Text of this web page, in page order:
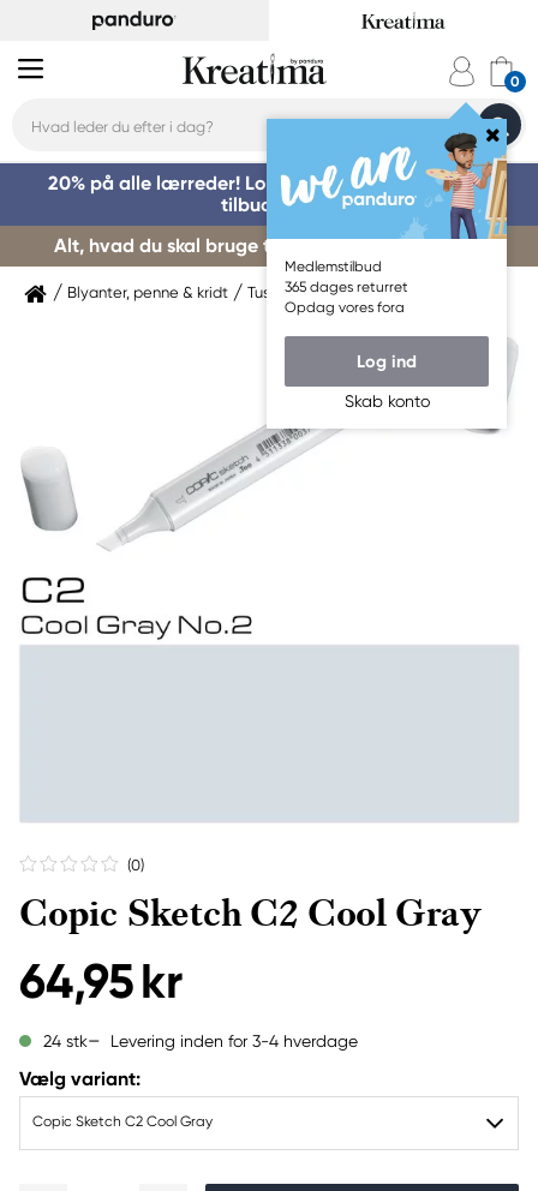
Medlemstilbud
365 dages returret
Opdag vores fora
Log ind
Skab konto
20% på alle lærreder! Log på for at benytte dig af
tilbuddet »
Alt, hvad du skal bruge til kursusstart – køb her »
Blyanter, penne & kridt Tuschpenne & markers
(0)
Copic Sketch C2 Cool Gray
64,95 kr
24 stk Levering inden for 3-4 hverdage
Vælg variant:
Copic Sketch C2 Cool Gray